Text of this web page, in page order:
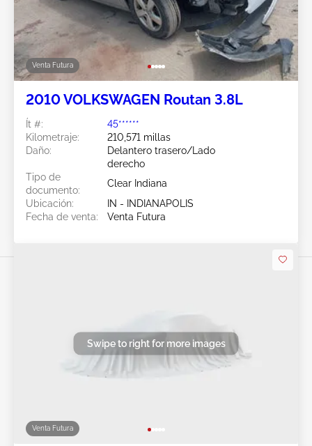
Venta Futura
2010 VOLKSWAGEN Routan 3.8L
Ít #:
45******
Kilometraje:
210,571 millas
Daño:
Delantero trasero/Lado
derecho
Tipo de
documento:
Clear Indiana
Ubicación:
IN - INDIANAPOLIS
Fecha de venta:
Venta Futura
Venta Futura
Swipe to right for more images